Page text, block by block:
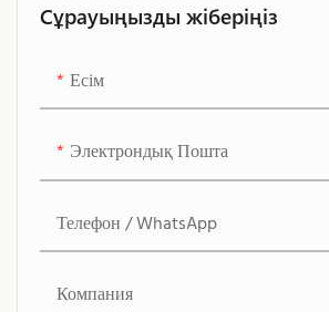
астындағы орындықтар
Коммерциялық сыртқы диван
Сұрауыңызды жіберіңіз
Есім
Электрондық Пошта
Телефон / WhatsApp
Компания